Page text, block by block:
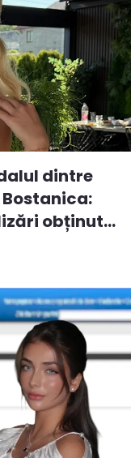
dintre
obținut...